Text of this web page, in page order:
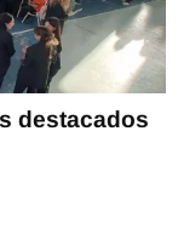
destacados